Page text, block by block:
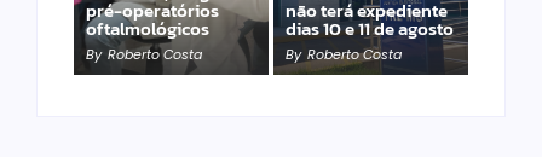
pré-operatórios
oftalmológicos
By Roberto Costa
não terá expediente
dias 10 e 11 de agosto
By Roberto Costa
produção de óleos
essenciais
By Roberto Costa